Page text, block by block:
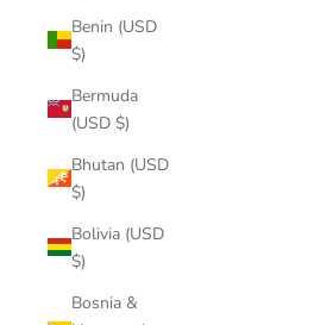
Benin (USD
$)
Bermuda
(USD $)
Bhutan (USD
$)
Bolivia (USD
$)
Bosnia &